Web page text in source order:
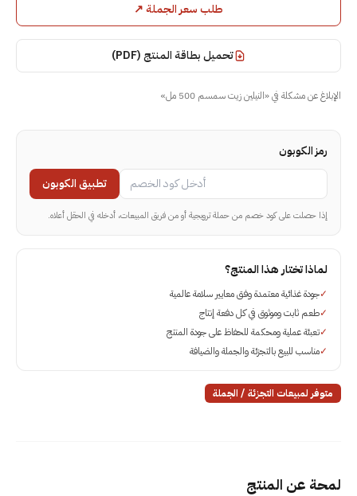
طلب سعر الجملة↗
تحميل بطاقة المنتج (PDF)
الإبلاغ عن مشكلة في«النيلين زيت سمسم 500 مل »
رمز الكوبون
تطبيق الكوبون
إذا حصلت على كود خصم من حملة ترويجية أو من فريق المبيعات، أدخله في الحقل أعلاه.
لماذا تختار هذا المنتج؟
✓جودة غذائية معتمدة وفق معايير سلامة عالمية
✓طعم ثابت وموثوق في كل دفعة إنتاج
✓تعبئة عملية ومحكمة للحفاظ على جودة المنتج
✓مناسب للبيع بالتجزئة والجملة والضيافة
متوفر لمبيعات التجزئة / الجملة
لمحة عن المنتج